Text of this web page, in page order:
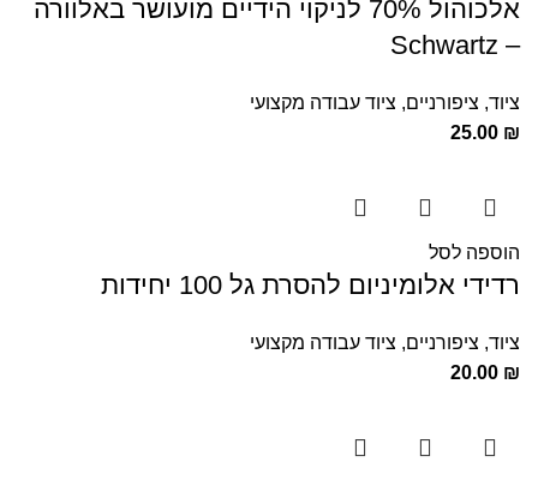
אלכוהול 70% לניקוי הידיים מועושר באלוורה
– Schwartz
ציוד, ציפורניים, ציוד עבודה מקצועי
25.00 ₪
הוספה לסל
רדידי אלומיניום להסרת גל 100 יחידות
ציוד, ציפורניים, ציוד עבודה מקצועי
20.00 ₪